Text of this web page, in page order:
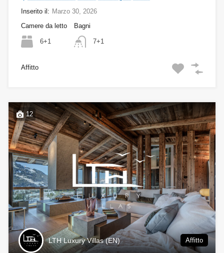
Inserito il: Marzo 30, 2026
Camere da letto
6+1
Bagni
7+1
Affitto
12
LTH Luxury Villas (EN) Affitto